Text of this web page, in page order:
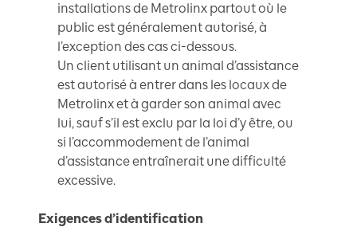
installations de Metrolinx partout où le
public est généralement autorisé, à
l’exception des cas ci-dessous.
Un client utilisant un animal d’assistance
est autorisé à entrer dans les locaux de
Metrolinx et à garder son animal avec
lui, sauf s’il est exclu par la loi d’y être, ou
si l’accommodement de l’animal
d’assistance entraînerait une difficulté
excessive.
Exigences d’identification